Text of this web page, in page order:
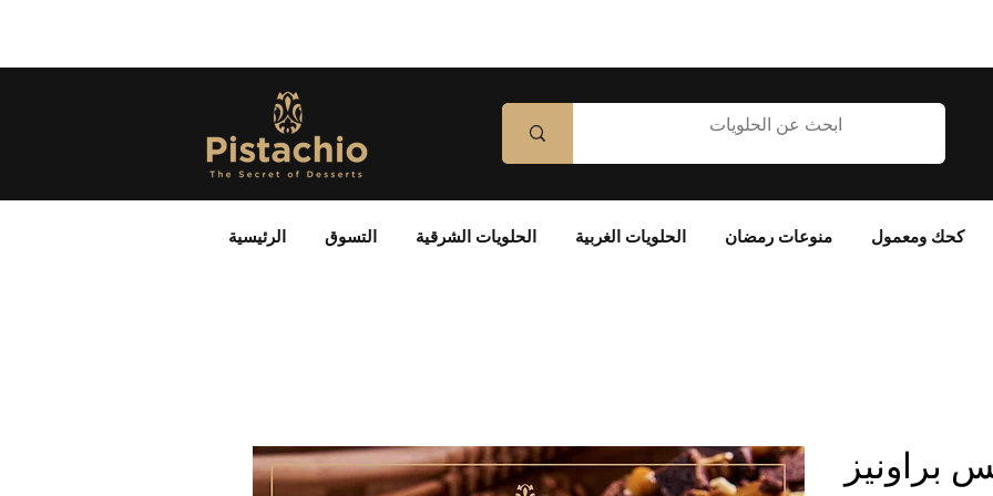
الرئيسية التسوق الحلويات الشرقية الحلويات الغربية منوعات رمضان كحك ومعمول
براونيز